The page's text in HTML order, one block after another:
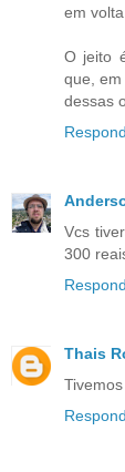
em
O jeito
que,
dessas
Vcs
300
Thais